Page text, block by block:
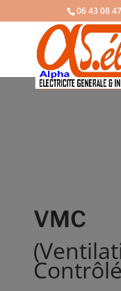
06 43 08
VMC